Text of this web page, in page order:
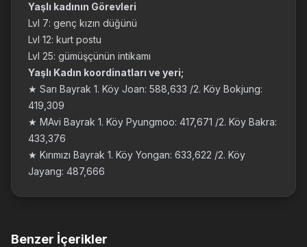
Yaşlı kadının Görevleri
Lvl 7: genç kızın düğünü
Lvl 12: kurt postu
Lvl 25: gümüşçünün intikamı
Yaşlı Kadın koordinatları ve yeri;
★ Sarı Bayrak 1. Köy Joan: 588,633 /2. Köy Bokjung:
419,309
★ MAvi Bayrak 1. Köy Pyungmoo: 417,671 /2. Köy Bakra:
433,376
★ Kırımızı Bayrak 1. Köy Yongan: 633,622 /2. Köy
Jayang: 487,666
Benzer İçerikler